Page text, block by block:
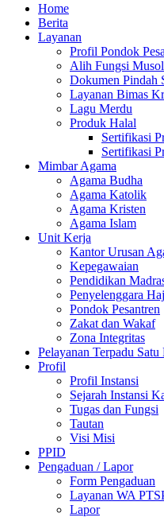
Home
Berita
Layanan
Profil Pondok
Alih Fungsi
Dokumen Pindah
Layanan Bimas
Lagu Merdu
Produk Halal
Sertifikasi
Sertifikasi
Mimbar Agama
Agama Budha
Agama Katolik
Agama Kristen
Agama Islam
Unit Kerja
Kantor Urusan
Kepegawaian
Pendidikan
Penyelenggara
Pondok Pesantren
Zakat dan Wakaf
Zona Integritas
Pelayanan Terpadu Satu
Profil
Profil Instansi
Sejarah Instansi
Tugas dan Fungsi
Tautan
Visi Misi
PPID
Pengaduan / Lapor
Form Pengaduan
Layanan WA
Lapor